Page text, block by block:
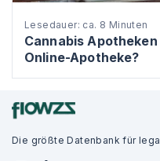
Lesedauer: ca. 8 Minuten
Cannabis
Online-Apotheke?
Die größte Datenbank für